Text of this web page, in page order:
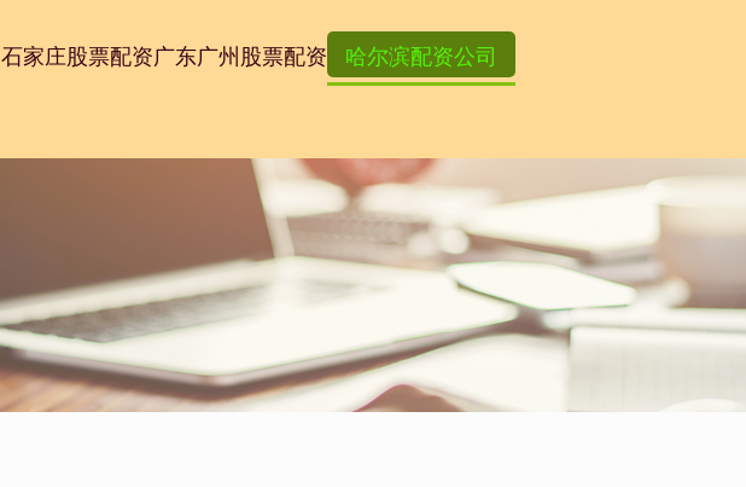
石家庄股票配资广东广州股票配资 哈尔滨配资公司